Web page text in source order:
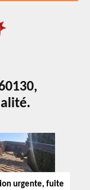
urgente, fuite